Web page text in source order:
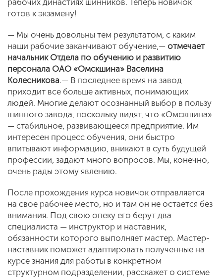
рабочих династиях шинников. Теперь новичок
готов к экзамену!
— Мы очень довольны тем результатом, с каким
наши рабочие заканчивают обучение,— отмечает
начальник Отдела по обучению и развитию
персонала ОАО «Омскшина» Васелина
Колесникова.— В последнее время на завод
приходит все больше активных, понимающих
людей. Многие делают осознанный выбор в пользу
шинного завода, поскольку видят, что «Омскшина»
— стабильное, развивающееся предприятие. Им
интересен процесс обучения, они быстро
впитывают информацию, вникают в суть будущей
профессии, задают много вопросов. Мы, конечно,
очень рады этому явлению.
После прохождения курса новичок отправляется
на свое рабочее место, но и там он не остается без
внимания. Под свою опеку его берут два
специалиста — инструктор и наставник,
обязанности которого выполняет мастер. Мастер-
наставник поможет адаптировать полученные на
курсе знания для работы в конкретном
структурном подразделении, расскажет о системе